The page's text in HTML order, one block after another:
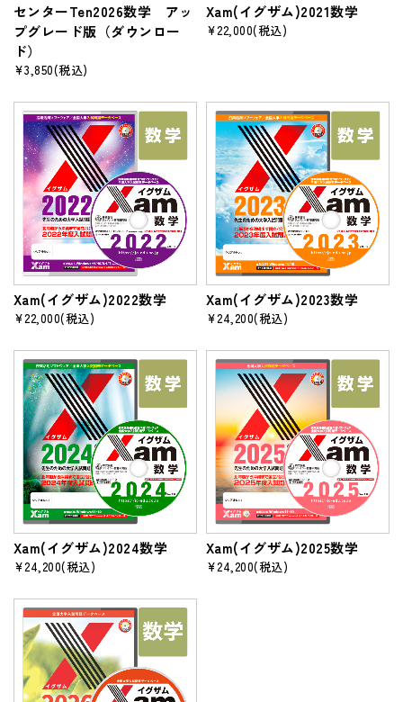
センターTen2026数学 アッ
プグレード版（ダウンロー
ド）
¥3,850(税込)
Xam(イグザム)2021数学
¥22,000(税込)
Xam(イグザム)2022数学
¥22,000(税込)
Xam(イグザム)2023数学
¥24,200(税込)
Xam(イグザム)2024数学
¥24,200(税込)
Xam(イグザム)2025数学
¥24,200(税込)